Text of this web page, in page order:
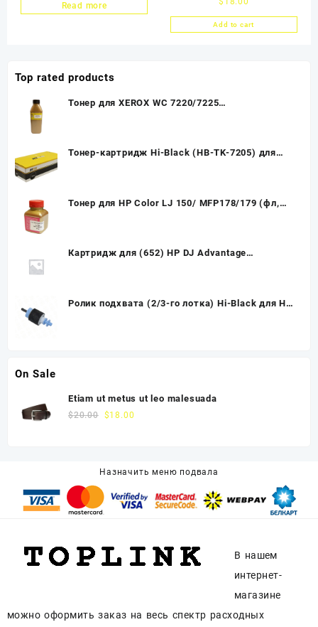
Canon iR-
Read more
vulputate
Add to cart
Top rated products
Тонер для XEROX WC 7220/7225
Тонер-картридж Hi-Black (HB-TK-7205) для
Тонер для HP Color LJ 150/ MFP178/179 (фл,
Картридж для (652) HP DJ Advantage
Ролик подхвата (2/3-го лотка) Hi-Black для HP
On Sale
Etiam ut metus ut leo malesuada
$20.00 $18.00
Назначить меню подвала
В нашем
интернет-
магазине
можно оформить заказ на весь спектр расходных